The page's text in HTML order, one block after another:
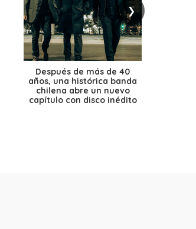
❯
Después de más de 40
años, una histórica banda
chilena abre un nuevo
capítulo con disco inédito